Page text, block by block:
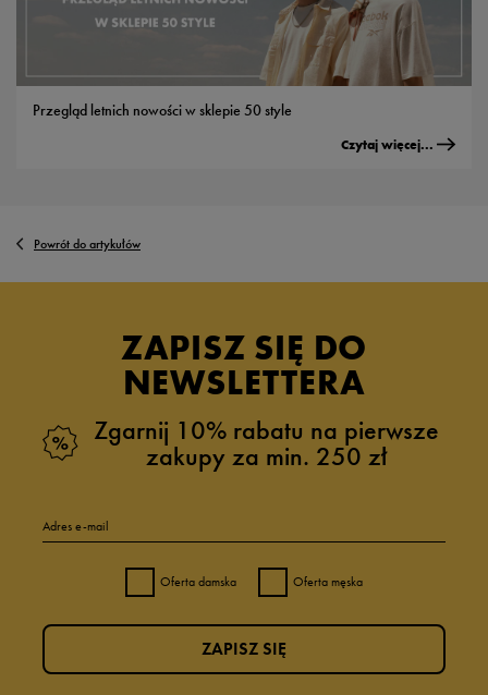
Przegląd letnich nowości w sklepie 50 style
Czytaj więcej...
Powrót do artykułów
ZAPISZ SIĘ DO
NEWSLETTERA
Zgarnij 10% rabatu na pierwsze
zakupy za min. 250 zł
Adres e-mail
Oferta damska Oferta męska
ZAPISZ SIĘ